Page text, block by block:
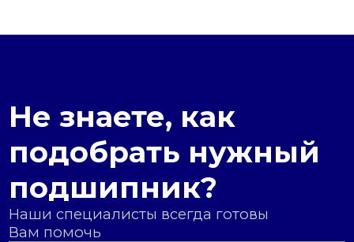
Не знаете, как
подобрать нужный
подшипник?
Наши специалисты всегда готовы
Вам помочь